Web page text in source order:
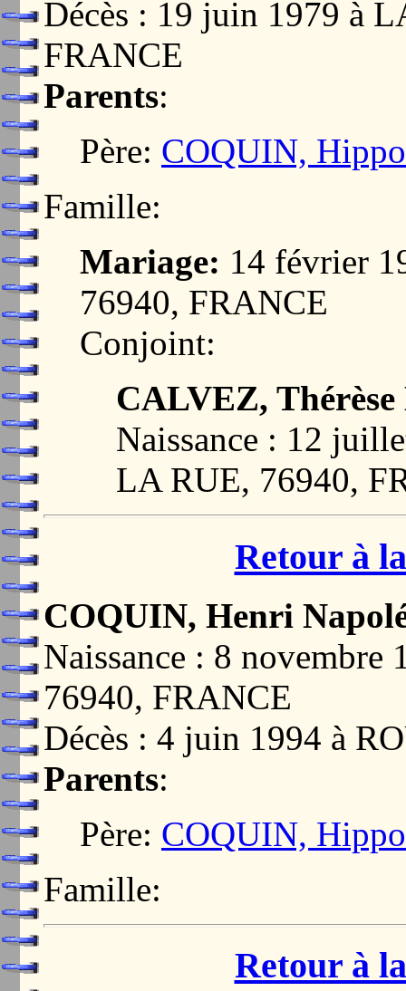
Décès : 19 juin 1979 à
FRANCE
Parents:
Père: COQUIN,
Famille:
Mariage: 14 février
76940, FRANCE
Conjoint:
CALVEZ, Thérèse
Naissance : 12
LA RUE, 76940,
Retour à
COQUIN, Henri
Naissance : 8
76940, FRANCE
Décès : 4 juin 1994 à
Parents:
Père: COQUIN,
Famille:
Retour à